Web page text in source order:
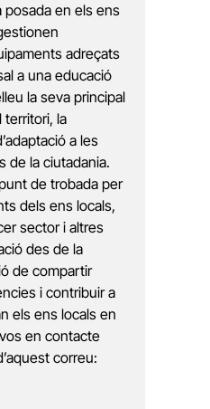
posada en els ens
adreçats
a una educació
la seva principal
territori, la
a les
de la ciutadania.
de trobada per
dels ens locals,
sector i altres
des de la
de compartir
i contribuir a
els ens locals en
en contacte
correu: